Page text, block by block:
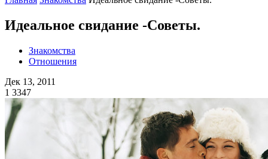
Идеальное свидание -Советы.
Знакомства
Отношения
Дек 13, 2011
1 3347